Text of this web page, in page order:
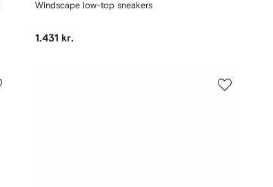
Windscape low-top sneakers
1.431 kr.